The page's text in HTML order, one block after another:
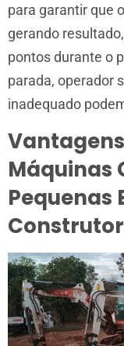
para garantir que
gerando
pontos durante o
parada, operador
inadequado
Máquinas
Pequenas